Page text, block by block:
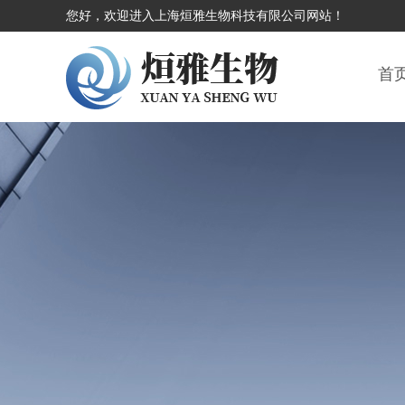
您好，欢迎进入上海烜雅生物科技有限公司网站！
首